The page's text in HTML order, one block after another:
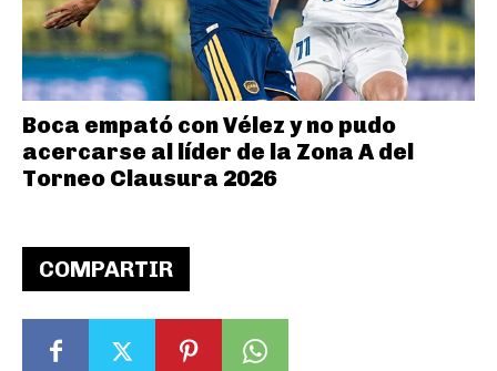
COMPARTIR
Boca empató con Vélez y no pudo
acercarse al líder de la Zona A del
Torneo Clausura 2026